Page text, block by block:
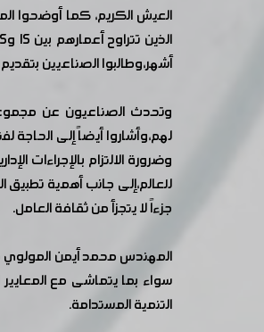
العيش الكريم، كما أوضحوا
أشهر،وطالبوا الصناعيين
وتحدث الصناعيون عن
لهم،وأشاروا أيضاً إلى
وضرورة الالتزام بالإجراءات
للعالم،إلى جانب أهمية
جزءاً لا يتجزأ من ثقافة العامل.
المهندس محمد أيمن المولوي
سواء بما يتماشى مع
التنمية المستدامة.